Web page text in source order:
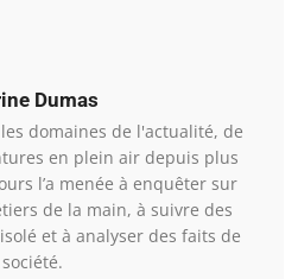
Dumas
domaines de l'actualité, de
en plein air depuis plus
l’a menée à enquêter sur
de la main, à suivre des
et à analyser des faits de
société.